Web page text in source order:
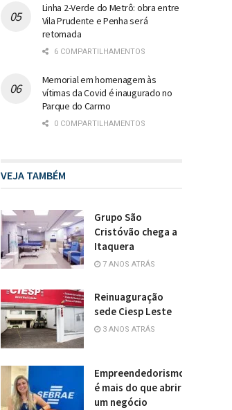
Linha 2-Verde do Metrô: obra entre
Vila Prudente e Penha será
retomada
6 COMPARTILHAMENTOS
Memorial em homenagem às
vítimas da Covid é inaugurado no
Parque do Carmo
0 COMPARTILHAMENTOS
VEJA TAMBÉM
Grupo São
Cristóvão chega a
Itaquera
7 ANOS ATRÁS
Reinuaguração
sede Ciesp Leste
3 ANOS ATRÁS
Empreendedorismo
é mais do que abrir
um negócio